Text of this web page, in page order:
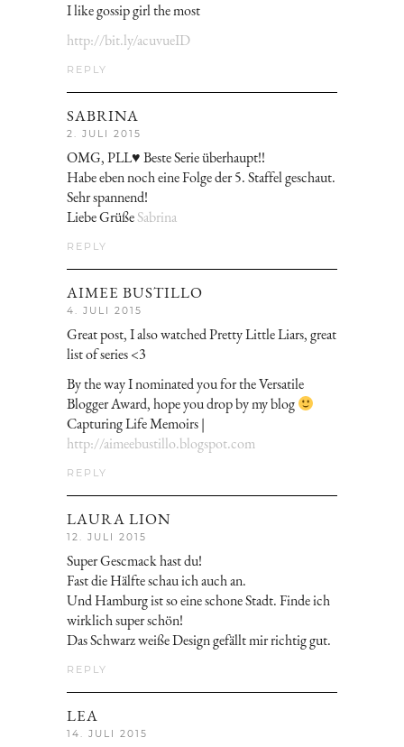
I like gossip girl the most
http://bit.ly/acuvueID
REPLY
SABRINA
2. JULI 2015
OMG, PLL♥ Beste Serie überhaupt!!
Habe eben noch eine Folge der 5. Staffel geschaut.
Sehr spannend!
Liebe GrüßeSabrina
REPLY
AIMEE BUSTILLO
4. JULI 2015
Great post, I also watched Pretty Little Liars, great
list of series <3
By the way I nominated you for the Versatile
Blogger Award, hope you drop by my blog
Capturing Life Memoirs |
http://aimeebustillo.blogspot.com
REPLY
LAURA LION
12. JULI 2015
Super Gescmack hast du!
Fast die Hälfte schau ich auch an.
Und Hamburg ist so eine schone Stadt. Finde ich
wirklich super schön!
Das Schwarz weiße Design gefällt mir richtig gut.
REPLY
LEA
14. JULI 2015